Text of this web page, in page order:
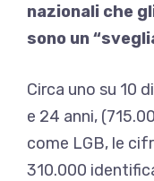
nazionali che
sono un
Circa uno su 10
e 24 anni,
come LGB, le
310.000